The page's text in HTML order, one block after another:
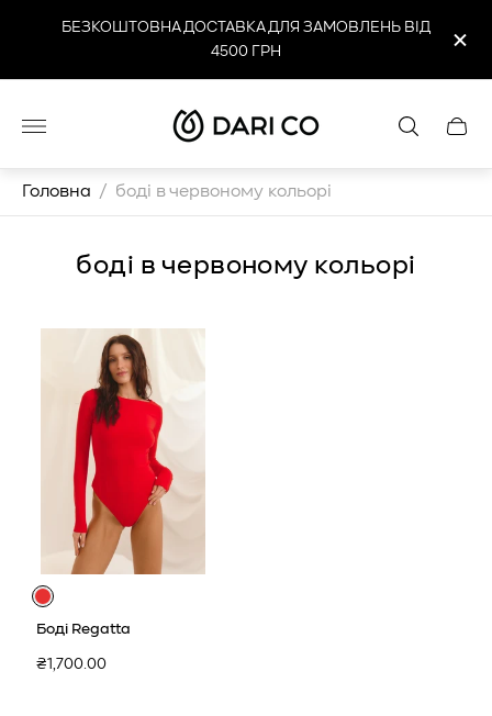
БЕЗКОШТОВНА ДОСТАВКА ДЛЯ ЗАМОВЛЕНЬ ВІД
4500 ГРН
Логотип
магазину"
Cart
Головна / боді в червоному кольорі
боді в червоному кольорі
Боді Regatta
Звичайна
₴1,700.00